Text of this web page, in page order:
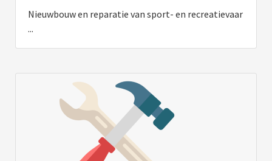
Nieuwbouw en reparatie van sport- en recreatievaar
...